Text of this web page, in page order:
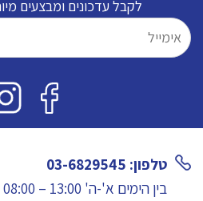
לקבל עדכונים ומבצעים
טלפון: 03-6829545
בין הימים א'-ה' 13:00 – 08:00